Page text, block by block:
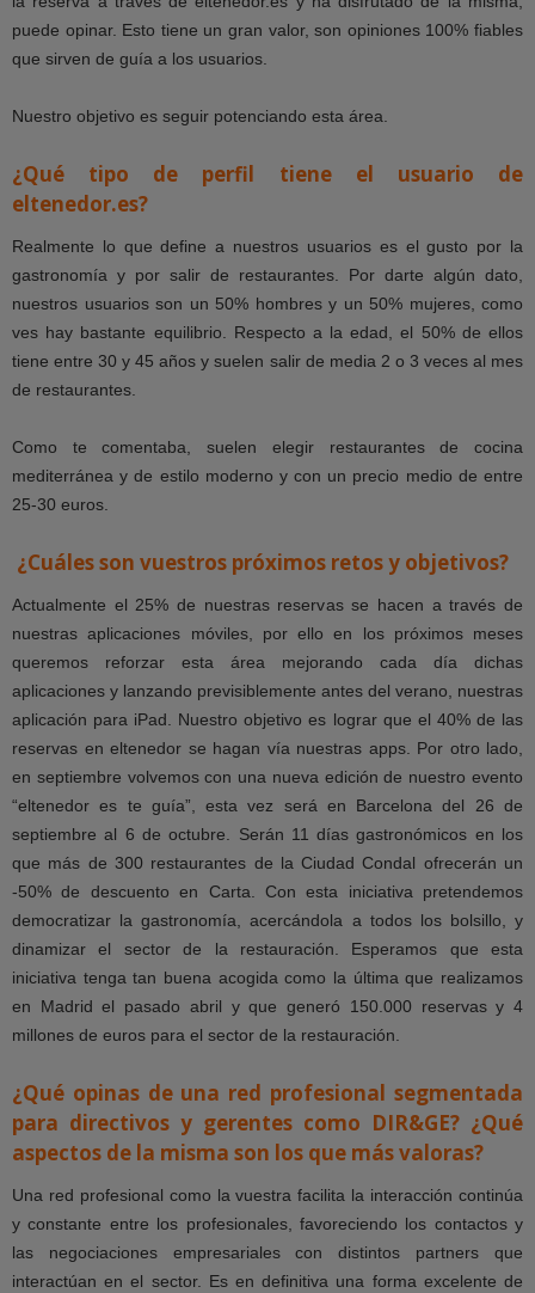
puede opinar. Esto tiene un gran valor, son opiniones 100% fiables
que sirven de guía a los usuarios.
Nuestro objetivo es seguir potenciando esta área.
¿Qué tipo de perfil tiene
el usuario de
eltenedor.es?
Realmente lo que define a nuestros usuarios es el gusto por la
gastronomía y por salir de restaurantes. Por darte algún dato,
nuestros usuarios son un 50% hombres y un 50% mujeres, como
ves hay bastante equilibrio. Respecto a la edad, el 50% de ellos
tiene entre 30 y 45 años y suelen salir de media 2 o 3 veces al mes
de restaurantes.
Como te comentaba, suelen elegir restaurantes de cocina
mediterránea y de estilo moderno y con un precio medio de entre
25-30 euros.
¿Cuáles son vuestros próximos retos y objetivos?
Actualmente el 25% de nuestras reservas se hacen a través de
nuestras aplicaciones móviles, por ello en los próximos meses
queremos reforzar esta área mejorando cada día dichas
aplicaciones y lanzando previsiblemente antes del verano, nuestras
aplicación para iPad. Nuestro objetivo es lograr que el 40% de las
reservas en eltenedor se hagan vía nuestras apps. Por otro lado,
en septiembre volvemos con una nueva edición de nuestro evento
“eltenedor es te guía”, esta vez será en Barcelona del 26 de
septiembre al 6 de octubre. Serán 11 días gastronómicos en los
que más de 300 restaurantes de la Ciudad Condal ofrecerán un
-50% de descuento en Carta. Con esta iniciativa pretendemos
democratizar la gastronomía, acercándola a todos los bolsillo, y
dinamizar el sector de la restauración. Esperamos que esta
iniciativa tenga tan buena acogida como la última que realizamos
en Madrid el pasado abril y que generó 150.000 reservas y 4
millones de euros para el sector de la restauración.
¿Qué opinas de una red profesional segmentada
para directivos y gerentes como DIR&GE? ¿Qué
aspectos de la misma son los que más valoras?
Una red profesional como la vuestra facilita la interacción continúa
y constante entre los profesionales, favoreciendo los contactos y
las negociaciones empresariales con distintos partners que
interactúan en el sector. Es en definitiva una forma excelente de